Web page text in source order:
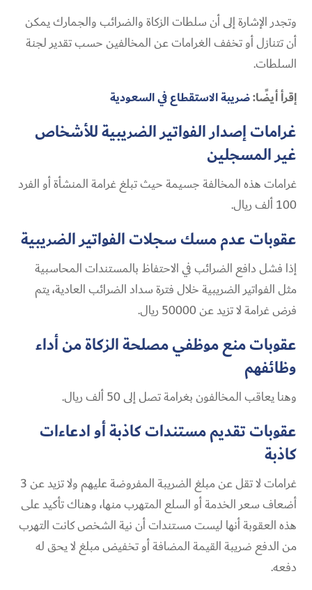
وتجدر الإشارة إلى أن سلطات الزكاة والضرائب والجمارك يمكن
أن تتنازل أو تخفف الغرامات عن المخالفين حسب تقدير لجنة
السلطات.
إقرأ أيضًا:ضريبة الاستقطاع في السعودية
غرامات إصدار الفواتير الضريبية للأشخاص
غير المسجلين
غرامات هذه المخالفة جسيمة حيث تبلغ غرامة المنشأة أو الفرد
100 ألف ريال.
عقوبات عدم مسك سجلات الفواتير الضريبية
إذا فشل دافع الضرائب في الاحتفاظ بالمستندات المحاسبية
مثل الفواتير الضريبية خلال فترة سداد الضرائب العادية، يتم
فرض غرامة لا تزيد عن 50000 ريال.
عقوبات منع موظفي مصلحة الزكاة من أداء
وظائفهم
وهنا يعاقب المخالفون بغرامة تصل إلى 50 ألف ريال.
عقوبات تقديم مستندات كاذبة أو ادعاءات
كاذبة
غرامات لا تقل عن مبلغ الضريبة المفروضة عليهم ولا تزيد عن 3
أضعاف سعر الخدمة أو السلع المتهرب منها، وهناك تأكيد على
هذه العقوبة أنها ليست مستندات أن نية الشخص كانت التهرب
من الدفع ضريبة القيمة المضافة أو تخفيض مبلغ لا يحق له
دفعه.